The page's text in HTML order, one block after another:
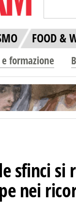
FOOD &
e formazione
sfinci si
nei